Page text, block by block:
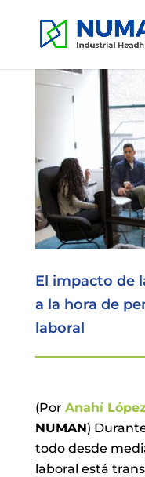
El impacto de
a la hora de
laboral
(Por Anahí
NUMAN)
todo desde
laboral está